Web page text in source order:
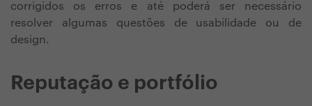
corrigidos os erros e até poderá ser necessário
resolver algumas questões de usabilidade ou de
design.
Reputação e portfólio